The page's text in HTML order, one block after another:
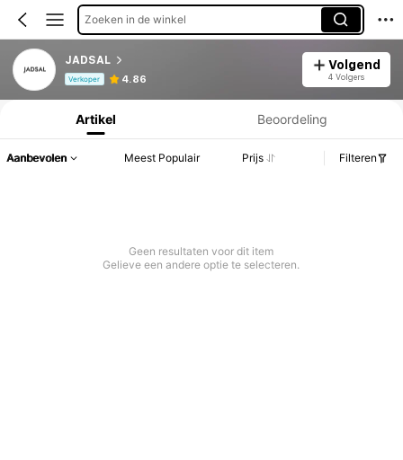
Zoeken in de winkel
JADSAL
Verkoper 4.86
Volgend
4 Volgers
Productinformatie: Prijsopenbaring, Verkoop- en Voorraadgegevens.
Artikel Beoordeling
Aanbevolen Meest Populair Prijs Filteren
Geen resultaten voor dit item
Gelieve een andere optie te selecteren.